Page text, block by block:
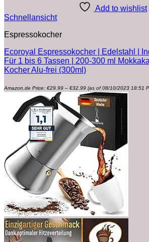
Add to wishlist
Schnellansicht
Espressokocher
Ecoroyal Espressokocher | Edelstahl |
Für 1 bis 6 Tassen | 200-300 ml
Kocher Alu-frei (300ml)
Amazon.de Price: €29.99 – €32.99 €29.99
bis
€32.99
(as of 08/10/2023 18:51